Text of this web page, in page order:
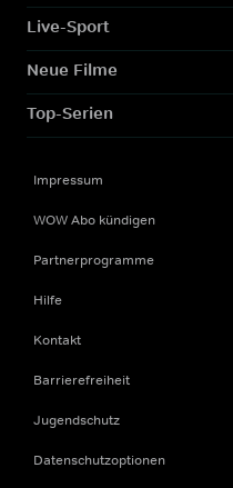
Live-Sport
Neue Filme
Top-Serien
Impressum
WOW Abo kündigen
Partnerprogramme
Hilfe
Kontakt
Barrierefreiheit
Jugendschutz
Datenschutzoptionen